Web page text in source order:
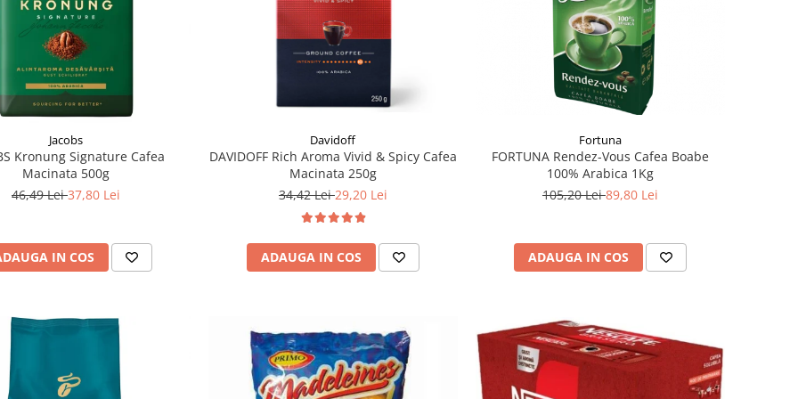
Jacobs
Kronung Signature Cafea
Macinata 500g
46,49 Lei37,80 Lei
IN COS
Davidoff
DAVIDOFF Rich Aroma Vivid & Spicy Cafea
Macinata 250g
34,42 Lei29,20 Lei
ADAUGA IN COS
Fortuna
FORTUNA Rendez-Vous Cafea Boabe
100% Arabica 1Kg
105,20 Lei89,80 Lei
ADAUGA IN COS